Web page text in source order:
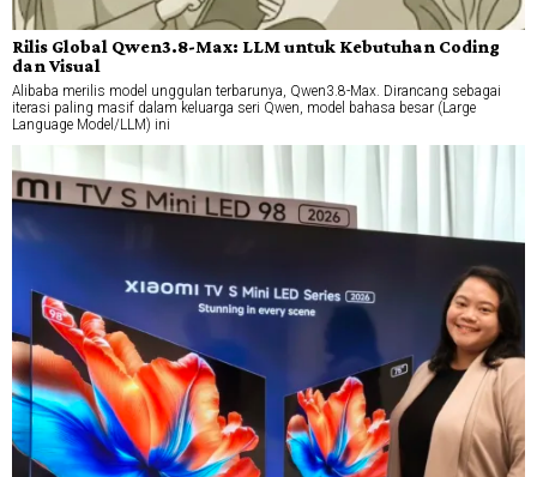
Rilis Global Qwen3.8-Max: LLM untuk Kebutuhan Coding
dan Visual
Alibaba merilis model unggulan terbarunya, Qwen3.8-Max. Dirancang sebagai
iterasi paling masif dalam keluarga seri Qwen, model bahasa besar (Large
Language Model/LLM) ini